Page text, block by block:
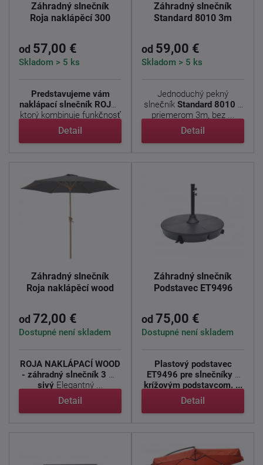
Záhradný slnečník
Roja naklápěcí 300
od 57,00 €
Skladom > 5 ks
Predstavujeme vám
naklápací slnečník ROJA
ktorý kombinuje funkčnosť
...
Detail
Záhradný slnečník
Standard 8010 3m
od 59,00 €
Skladom > 5 ks
Jednoduchý pekný
slnečník Standard 8010 s
priemerom 3m, bez ...
Detail
Záhradný slnečník
Roja naklápěcí wood
od 72,00 €
Dostupné není skladem
ROJA NAKLÁPACÍ WOOD
- záhradný slnečník 3 m,
sivý Elegantný ...
Detail
Záhradný slnečník
Podstavec ET9496
od 75,00 €
Dostupné není skladem
Plastový podstavec
ET9496 pre slnečníky s
krížovým podstavcom. ...
Detail